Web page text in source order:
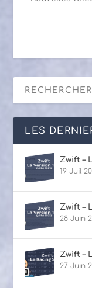
LES
Zwift –
19 Juil
Zwift –
28 Juin
Zwift –
27 Juin